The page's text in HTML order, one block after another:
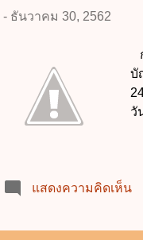
- ธันวาคม 30, 2562
บั
วั
แสดงความคิดเห็น